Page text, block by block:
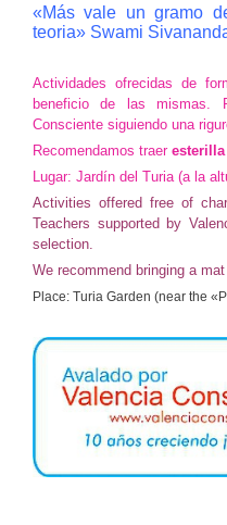
«Más vale un gramo
teoria» Swami
Actividades ofrecidas de
beneficio de las mismas.
Consciente siguiendo una
Recomendamos traer esterilla
Lugar: Jardín del Turia (a la
Activities offered free of
Teachers supported by
selection.
We recommend bringing a
Place: Turia Garden (near the